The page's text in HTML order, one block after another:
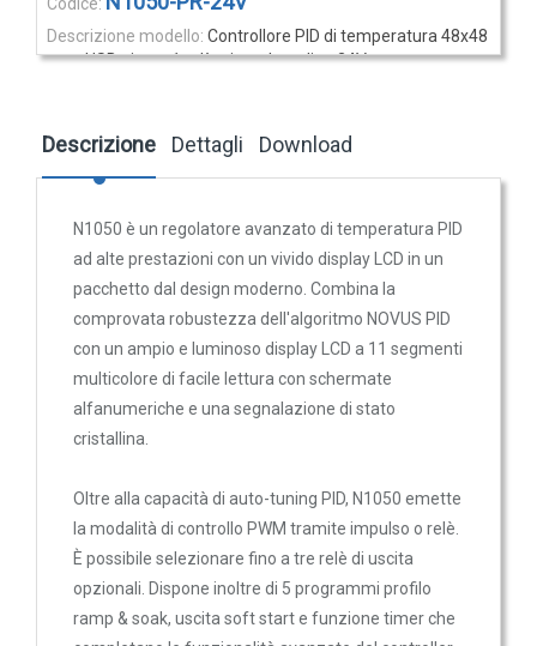
Controllore PID di temperatura 48x48
mm, USB, timer, 1 relè + impulso, alim. 24V
N1050-PRRR-485
Controllore PID di temperatura 48x48
mm, USB, RS485, timer, 3 relè + impulso
157,70 €
Controllore PID di temperatura 48x48
mm, USB, RS485, timer, 3 relè + impulso, alim. 24V
160,20 €
Descrizione
N1050 è un regolatore avanzato di temperatura PID
ad alte prestazioni con un vivido display LCD in un
pacchetto dal design moderno. Combina la
comprovata robustezza dell'algoritmo NOVUS PID
con un ampio e luminoso display LCD a 11 segmenti
multicolore di facile lettura con schermate
alfanumeriche e una segnalazione di stato
cristallina.
Oltre alla capacità di auto-tuning PID, N1050 emette
la modalità di controllo PWM tramite impulso o relè.
È possibile selezionare fino a tre relè di uscita
opzionali. Dispone inoltre di 5 programmi profilo
ramp & soak, uscita soft start e funzione timer che
Dettagli Download
Sensori di pressione
Barometri
Flussostati
Flussimetri
Misuratori di portata aria
Sonde di livello
QUALITA'
DELL'ARIA
Sonde CO2 ambiente
Sonde CO2 da canale
Sonde VOC - Componenti Organici Volatili
Sonde VOC ambiente